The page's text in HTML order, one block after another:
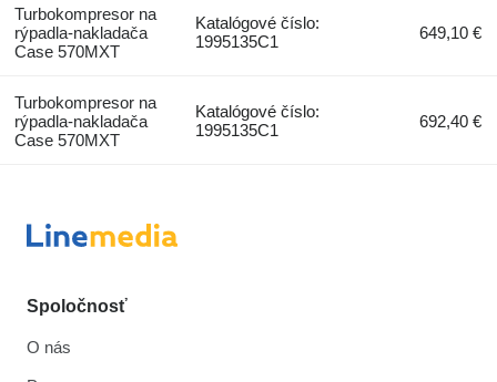
Turbokompresor na
rýpadla-nakladača
Case 570MXT
Katalógové číslo:
1995135C1
649,10 €
Turbokompresor na
rýpadla-nakladača
Case 570MXT
Katalógové číslo:
1995135C1
692,40 €
Spoločnosť
O nás